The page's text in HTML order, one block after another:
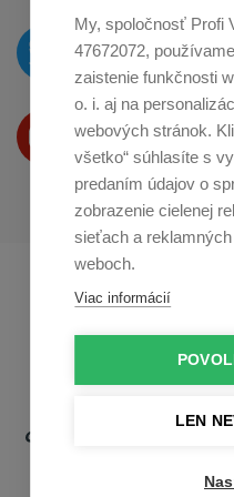
My, spoločnosť Profi
47672072,
zaistenie funkčnosti
o. i. aj na
webových stránok.
všetko“ súhlasíte s
predaním údajov o
zobrazenie cielenej
sieťach a
weboch.
Viac informácií
LEN
O novinkách píšeme
naTwitteri
Produkty Vám
na Youtube
Profikuchař.cz